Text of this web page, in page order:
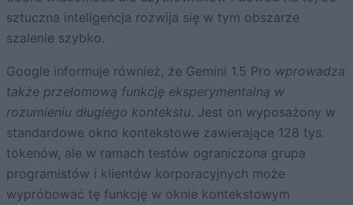
sztuczna inteligencja rozwija się w tym obszarze
szalenie szybko.
Google informuje również, że Gemini 1.5 Pro wprowadza
także przełomową funkcję eksperymentalną w
rozumieniu długiego kontekstu. Jest on wyposażony w
standardowe okno kontekstowe zawierające 128 tys.
tokenów, ale w ramach testów ograniczona grupa
programistów i klientów korporacyjnych może
wypróbować tę funkcję w oknie kontekstowym